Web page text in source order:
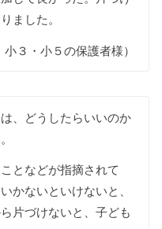
ました。
小３・小５の保護者様）
、どうしたらいいのか
となどが指摘されて
かないといけないと、
片づけないと、子ども